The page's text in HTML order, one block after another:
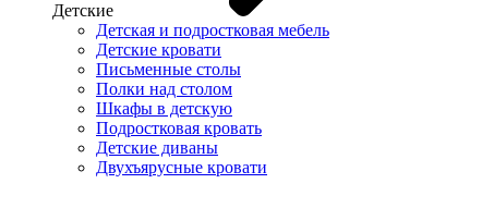
Детские
Детская и подростковая мебель
Детские кровати
Письменные столы
Полки над столом
Шкафы в детскую
Подростковая кровать
Детские диваны
Двухъярусные кровати